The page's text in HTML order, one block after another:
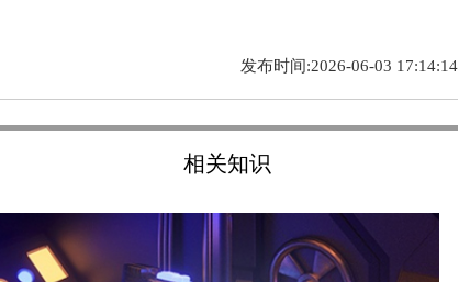
发布时间:2026-06-03 17:14:14
相关知识